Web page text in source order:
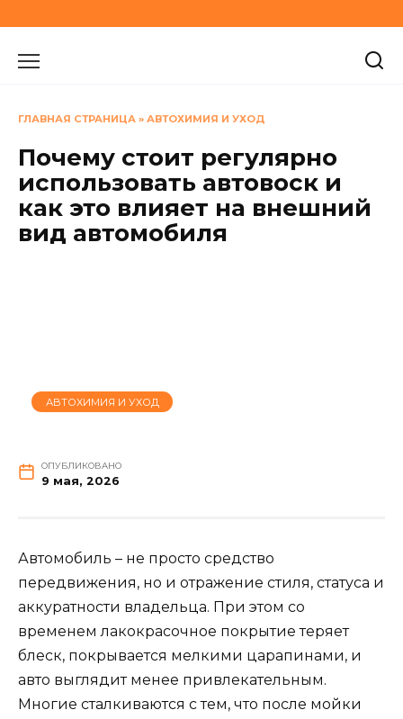
к
содержанию
ГЛАВНАЯ СТРАНИЦА » АВТОХИМИЯ И УХОД
Почему стоит регулярно
использовать автовоск и
как это влияет на внешний
вид автомобиля
АВТОХИМИЯ И УХОД
ОПУБЛИКОВАНО
9 мая, 2026
Автомобиль – не просто средство
передвижения, но и отражение стиля, статуса и
аккуратности владельца. При этом со
временем лакокрасочное покрытие теряет
блеск, покрывается мелкими царапинами, и
авто выглядит менее привлекательным.
Многие сталкиваются с тем, что после мойки